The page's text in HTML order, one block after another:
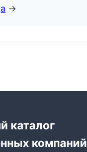
→
каталог
компаний